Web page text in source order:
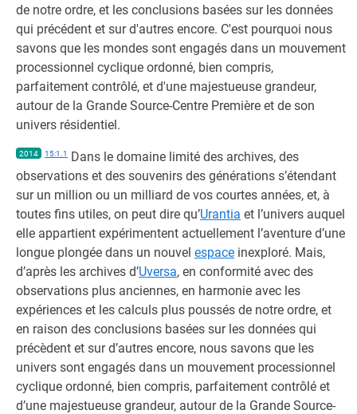
de notre ordre, et les conclusions basées sur les données
qui précédent et sur d'autres encore. C'est pourquoi nous
savons que les mondes sont engagés dans un mouvement
processionnel cyclique ordonné, bien compris,
parfaitement contrôlé, et d'une majestueuse grandeur,
autour de la Grande Source-Centre Première et de son
univers résidentiel.
2014 15:1.1
Dans le domaine limité des archives, des
observations et des souvenirs des générations s’étendant
sur un million ou un milliard de vos courtes années, et, à
toutes fins utiles, on peut dire qu’Urantia et l’univers auquel
elle appartient expérimentent actuellement l’aventure d’une
longue plongée dans un nouvel espace inexploré. Mais,
d’après les archives d’Uversa, en conformité avec des
observations plus anciennes, en harmonie avec les
expériences et les calculs plus poussés de notre ordre, et
en raison des conclusions basées sur les données qui
précèdent et sur d’autres encore, nous savons que les
univers sont engagés dans un mouvement processionnel
cyclique ordonné, bien compris, parfaitement contrôlé et
d’une majestueuse grandeur, autour de la Grande Source-